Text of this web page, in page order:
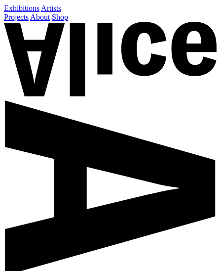
Exhibitions Artists
Projects About Shop